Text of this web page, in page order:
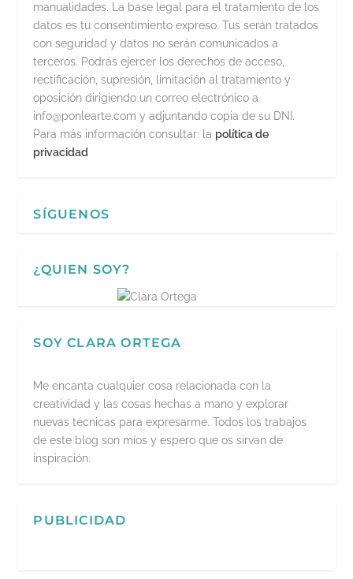
manualidades. La base legal para el tratamiento de los
datos es tu consentimiento expreso. Tus serán tratados
con seguridad y datos no serán comunicados a
terceros. Podrás ejercer los derechos de acceso,
rectificación, supresión, limitación al tratamiento y
oposición dirigiendo un correo electrónico a
info@ponlearte.com y adjuntando copia de su DNI.
Para más información consultar: la política de
privacidad
SÍGUENOS
¿QUIEN SOY?
SOY CLARA ORTEGA
Me encanta cualquier cosa relacionada con la
creatividad y las cosas hechas a mano y explorar
nuevas técnicas para expresarme. Todos los trabajos
de este blog son míos y espero que os sirvan de
inspiración.
PUBLICIDAD